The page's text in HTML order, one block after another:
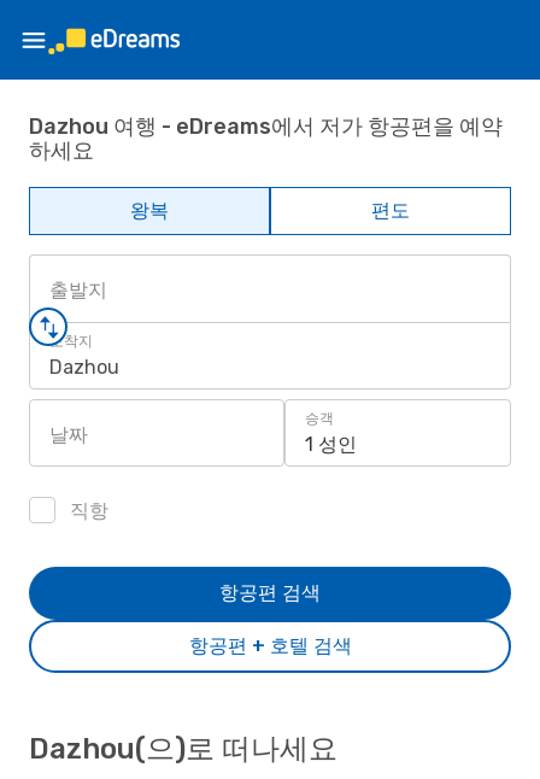
Dazhou 여행 - eDreams에서 저가 항공편을 예약
하세요
왕복 편도
출발지
도착지
Dazhou
날짜
승객
1 성인
직항
항공편 + 호텔 검색
항공편 검색
Dazhou(으)로 떠나세요